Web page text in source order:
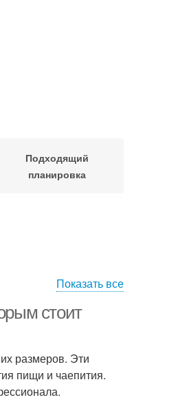
Подходящий
планировка
Показать все
стоит
размеров. Эти
пищи и чаепития.